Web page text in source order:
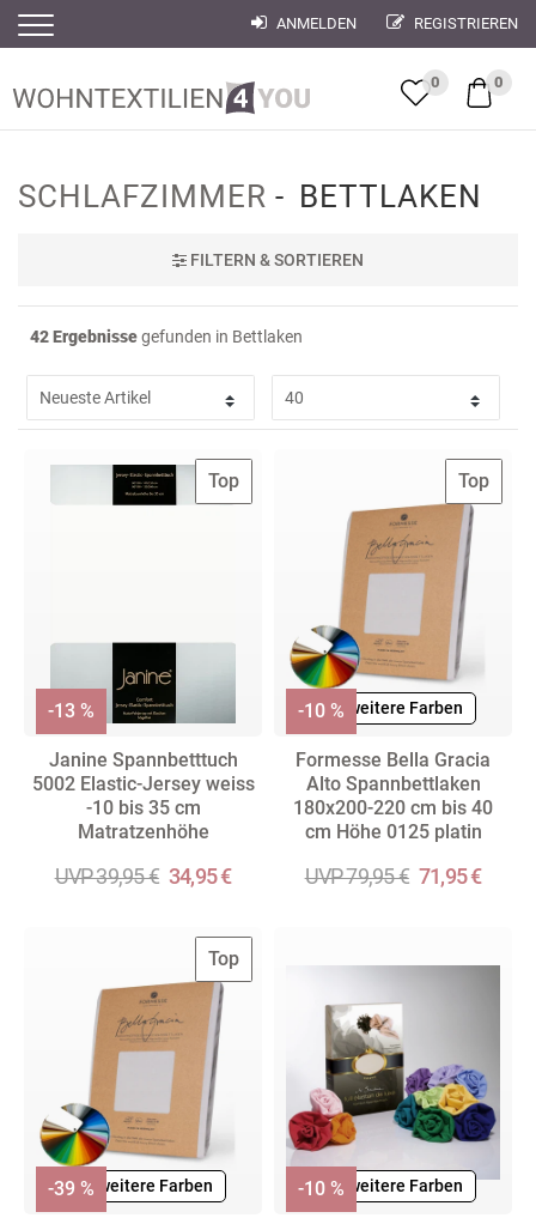
ANMELDEN REGISTRIEREN
0 0
SCHLAFZIMMER BETTLAKEN
FILTERN & SORTIEREN
42 Ergebnissegefunden in Bettlaken
Top
Janine Spannbetttuch
5002 Elastic-Jersey weiss
-10 bis 35 cm
Matratzenhöhe
UVP 39,95 € 34,95 €
-13 %
Top
+ weitere Farben
Formesse Bella Gracia
Alto Spannbettlaken
180x200-220 cm bis 40
cm Höhe 0125 platin
UVP 79,95 € 71,95 €
-10 %
Top
+ weitere Farben
-39 % + weitere Farben
-10 %
Filter
Filter